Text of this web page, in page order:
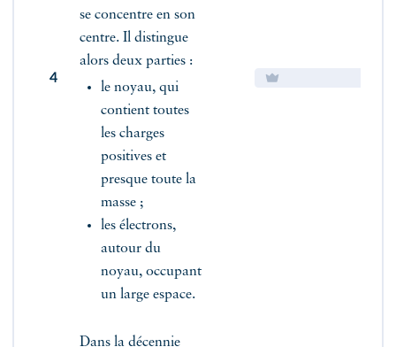
4
se concentre en son
centre. Il distingue
alors deux parties :
le noyau, qui
contient toutes
les charges
positives et
presque toute la
masse ;
les électrons,
autour du
noyau, occupant
un large espace.
Dans la décennie